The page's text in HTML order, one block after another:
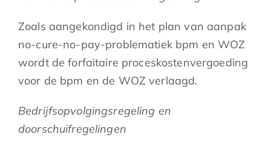
Zoals aangekondigd in het plan van aanpak
no-cure-no-pay-problematiek bpm en WOZ
wordt de forfaitaire proceskostenvergoeding
voor de bpm en de WOZ verlaagd.
Bedrijfsopvolgingsregeling en
doorschuifregelingen